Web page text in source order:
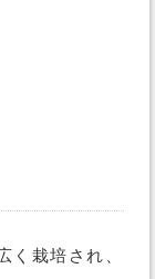
栽培され、